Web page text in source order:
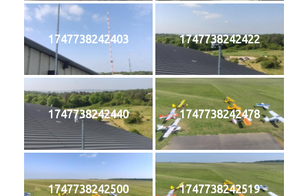
1747738242403 1747738242422
1747738242440 1747738242478
1747738242500 1747738242519